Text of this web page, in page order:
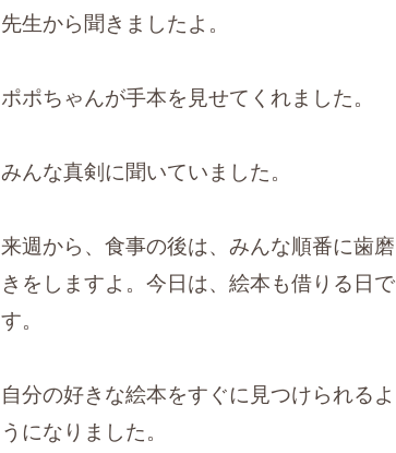
先生から聞きましたよ。
ポポちゃんが手本を見せてくれました。
みんな真剣に聞いていました。
来週から、食事の後は、みんな順番に歯磨
きをしますよ。今日は、絵本も借りる日で
す。
自分の好きな絵本をすぐに見つけられるよ
うになりました。